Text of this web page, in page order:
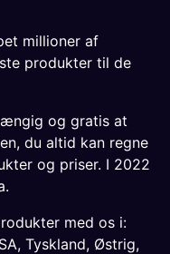
millioner af
produkter til de
og gratis at
du altid kan regne
og priser. I 2022
med os i:
, Tyskland, Østrig,